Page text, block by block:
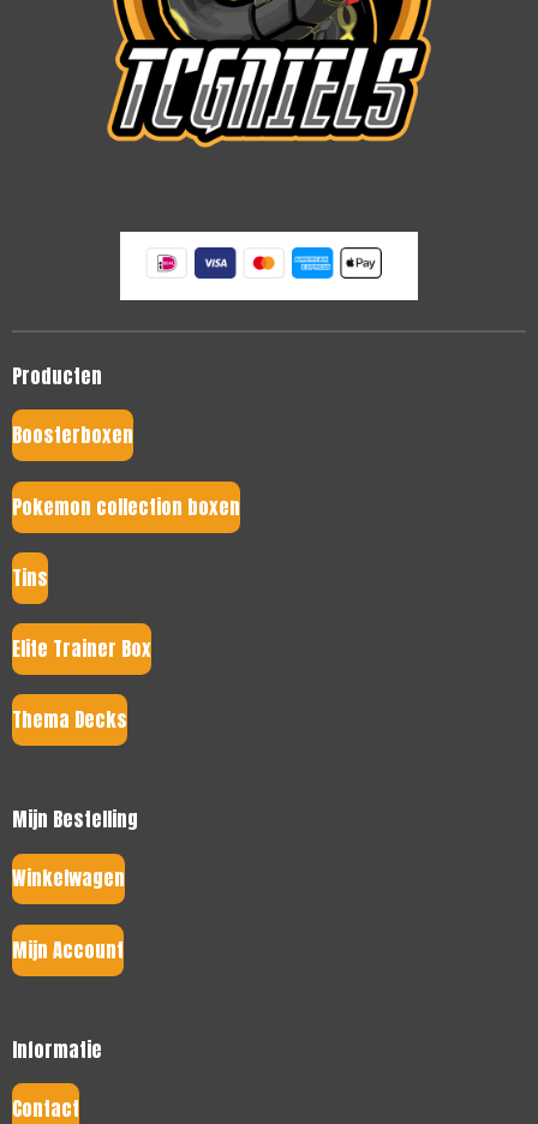
Producten
Boosterboxen
Pokemon collection boxen
Tins
Elite Trainer Box
Thema Decks
Mijn Bestelling
Winkelwagen
Mijn Account
Informatie
Contact